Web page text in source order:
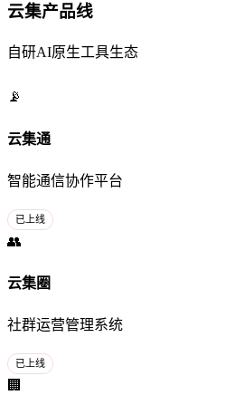
云集产品线
自研AI原生工具生态
📡
云集通
智能通信协作平台
已上线
👥
云集圈
社群运营管理系统
已上线
🏢